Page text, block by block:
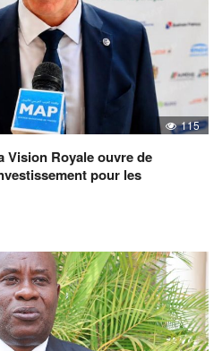
115
Royale ouvre de
pour les